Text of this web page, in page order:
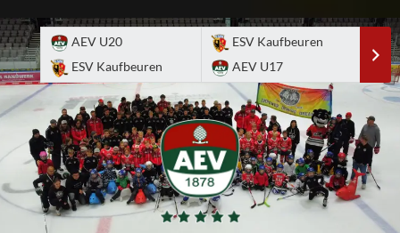
to
content
AEV U20
ESV Kaufbeuren
ESV Kaufbeuren
AEV U17